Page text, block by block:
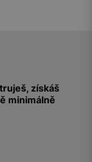
získáš
minimálně